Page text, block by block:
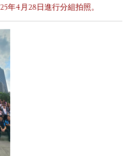
年4月28日進行分組拍照。